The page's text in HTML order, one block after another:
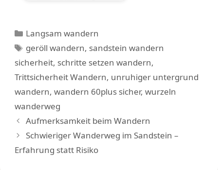
Kategorien
Langsam wandern
Schlagwörter
geröll wandern, sandstein wandern
sicherheit, schritte setzen wandern,
Trittsicherheit Wandern, unruhiger untergrund
wandern, wandern 60plus sicher, wurzeln
wanderweg
Aufmerksamkeit beim Wandern
Schwieriger Wanderweg im Sandstein –
Erfahrung statt Risiko